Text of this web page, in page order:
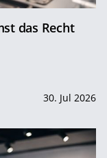
das Recht
30. Jul 2026